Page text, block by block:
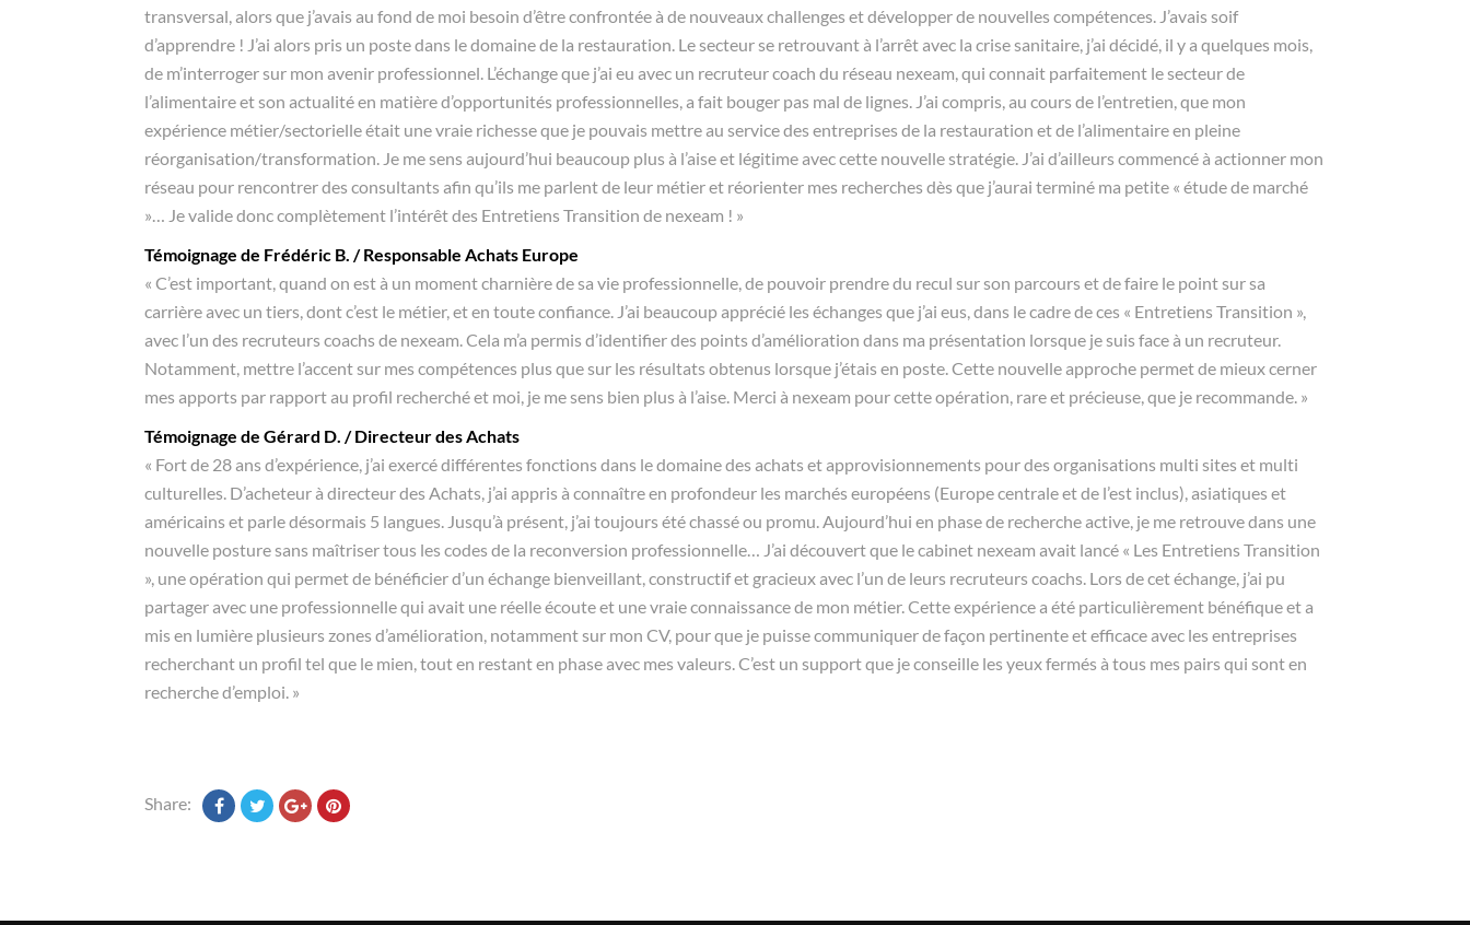
transversal, alors que j’avais au fond de moi besoin d’être confrontée à de nouveaux challenges et développer de nouvelles compétences. J’avais soif
d’apprendre ! J’ai alors pris un poste dans le domaine de la restauration. Le secteur se retrouvant à l’arrêt avec la crise sanitaire, j’ai décidé, il y a quelques mois,
de m’interroger sur mon avenir professionnel. L’échange que j’ai eu avec un recruteur coach du réseau nexeam, qui connait parfaitement le secteur de
l’alimentaire et son actualité en matière d’opportunités professionnelles, a fait bouger pas mal de lignes. J’ai compris, au cours de l’entretien, que mon
expérience métier/sectorielle était une vraie richesse que je pouvais mettre au service des entreprises de la restauration et de l’alimentaire en pleine
réorganisation/transformation. Je me sens aujourd’hui beaucoup plus à l’aise et légitime avec cette nouvelle stratégie. J’ai d’ailleurs commencé à actionner mon
réseau pour rencontrer des consultants afin qu’ils me parlent de leur métier et réorienter mes recherches dès que j’aurai terminé ma petite « étude de marché
»… Je valide donc complètement l’intérêt des Entretiens Transition de nexeam ! »
Témoignage de Frédéric B. / Responsable Achats Europe
« C’est important, quand on est à un moment charnière de sa vie professionnelle, de pouvoir prendre du recul sur son parcours et de faire le point sur sa
carrière avec un tiers, dont c’est le métier, et en toute confiance. J’ai beaucoup apprécié les échanges que j’ai eus, dans le cadre de ces « Entretiens Transition »,
avec l’un des recruteurs coachs de nexeam. Cela m’a permis d’identifier des points d’amélioration dans ma présentation lorsque je suis face à un recruteur.
Notamment, mettre l’accent sur mes compétences plus que sur les résultats obtenus lorsque j’étais en poste. Cette nouvelle approche permet de mieux cerner
mes apports par rapport au profil recherché et moi, je me sens bien plus à l’aise. Merci à nexeam pour cette opération, rare et précieuse, que je recommande. »
Témoignage de Gérard D. / Directeur des Achats
« Fort de 28 ans d’expérience, j’ai exercé différentes fonctions dans le domaine des achats et approvisionnements pour des organisations multi sites et multi
culturelles. D’acheteur à directeur des Achats, j’ai appris à connaître en profondeur les marchés européens (Europe centrale et de l’est inclus), asiatiques et
américains et parle désormais 5 langues. Jusqu’à présent, j’ai toujours été chassé ou promu. Aujourd’hui en phase de recherche active, je me retrouve dans une
nouvelle posture sans maîtriser tous les codes de la reconversion professionnelle… J’ai découvert que le cabinet nexeam avait lancé « Les Entretiens Transition
», une opération qui permet de bénéficier d’un échange bienveillant, constructif et gracieux avec l’un de leurs recruteurs coachs. Lors de cet échange, j’ai pu
partager avec une professionnelle qui avait une réelle écoute et une vraie connaissance de mon métier. Cette expérience a été particulièrement bénéfique et a
mis en lumière plusieurs zones d’amélioration, notamment sur mon CV, pour que je puisse communiquer de façon pertinente et efficace avec les entreprises
recherchant un profil tel que le mien, tout en restant en phase avec mes valeurs. C’est un support que je conseille les yeux fermés à tous mes pairs qui sont en
recherche d’emploi. »
Share: